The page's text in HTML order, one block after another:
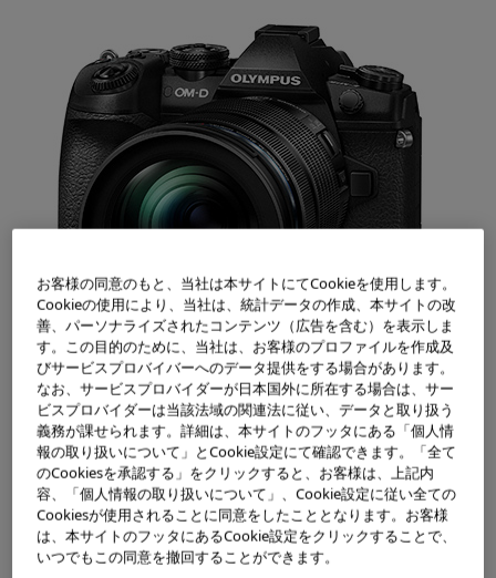
「OM-D E-M1 Mark II」＋「M.ZUIKO DIGITAL ED 12-100mm
F4.0 IS PRO」
オリンパス株式会社（社長：笹宏行）のデジタル一眼カメ
ラ「OM-D E-M1 Mark II」が、国内で権威のある「カメ
ラグランプリ2017 （主催：カメラ記者クラブ）」におい
お客様の同意のもと、当社は本サイトにてCookieを使用します。
Cookieの使用により、当社は、統計データの作成、本サイトの改
善、パーソナライズされたコンテンツ（広告を含む）を表示しま
す。この目的のために、当社は、お客様のプロファイルを作成及
びサービスプロバイバーへのデータ提供をする場合があります。
なお、サービスプロバイダーが日本国外に所在する場合は、サー
ビスプロバイダーは当該法域の関連法に従い、データと取り扱う
義務が課せられます。詳細は、本サイトのフッタにある「個人情
報の取り扱いについて」とCookie設定にて確認できます。「全て
のCookiesを承認する」をクリックすると、お客様は、上記内
容、「個人情報の取り扱いについて」、Cookie設定に従い全ての
Cookiesが使用されることに同意をしたこととなります。お客様
は、本サイトのフッタにあるCookie設定をクリックすることで、
いつでもこの同意を撤回することができます。